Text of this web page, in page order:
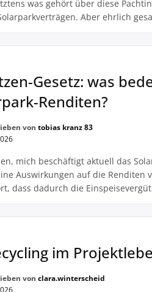
was gehört über diese
Aber ehrlich
[…]
Gesetz: was
Renditen?
von tobias kranz 83
mich beschäftigt aktuell das
Auswirkungen auf die Renditen
dass dadurch die
gemacht und kann mir mehr
im
von clara.winterscheid